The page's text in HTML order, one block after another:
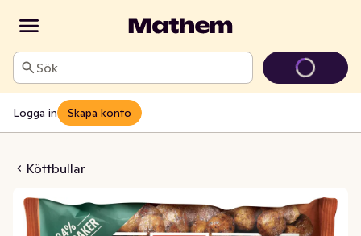
Sök
Logga in Skapa konto
Köttbullar
& Grönsaker Fryst